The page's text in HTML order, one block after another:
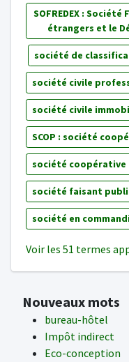
SOFREDEX :
étrangers et le
société de
société civile
société civile
SCOP : société
société coopérative
société faisant
société en
Voir les 51 termes
Nouveaux mots
bureau-hôtel
Impôt indirect
Eco-conception